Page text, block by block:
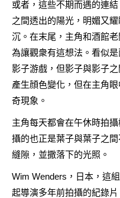
或者，這些不期而遇的連
之間透出的陽光，明媚又
沉。在末尾，主角和酒館
為讓觀衆有這想法。看似
影子游戲，但影子與影子
產生顔色變化，但在主角
奇現象。
主角每天都會在午休時拍
攝的也正是葉子與葉子之
縫隙，並撒落下的光照。
Wim Wenders，日本，這
起導演多年前拍攝的紀錄